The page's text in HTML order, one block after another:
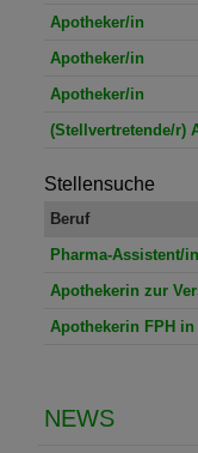
Apotheker/in
Apotheker/in
Apotheker/in
(Stellvertretende/r)
Stellensuche
Beruf
Pharma-Assistent/in
Apothekerin zur
Apothekerin FPH
NEWS